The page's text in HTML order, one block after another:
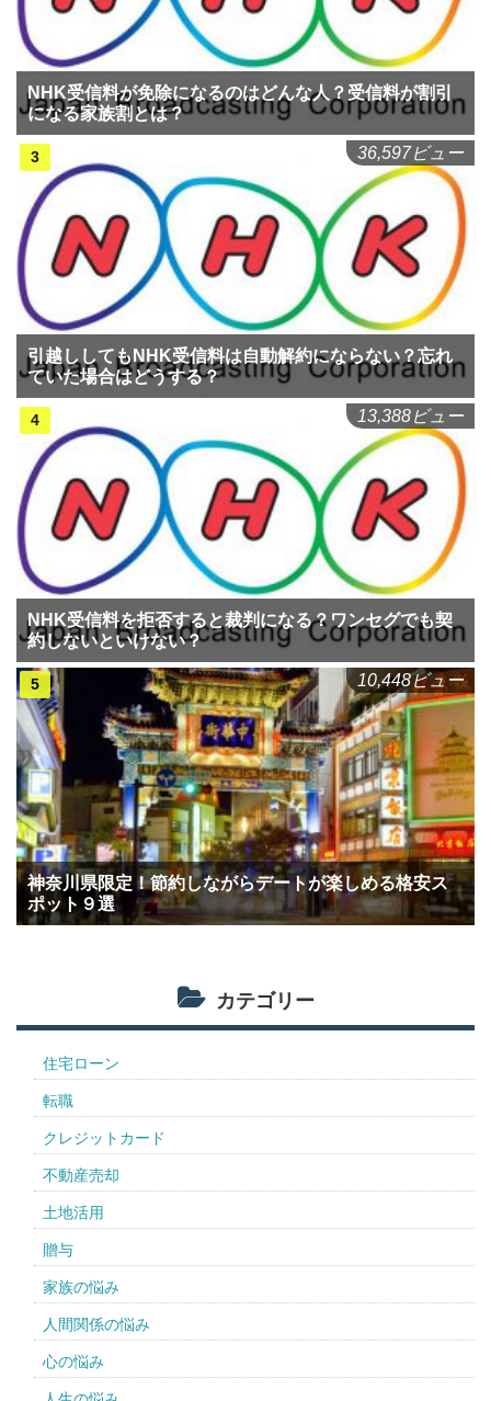
NHK受信料が免除になるのはどんな人？受信料が割引
になる家族割とは？
引越ししてもNHK受信料は自動解約にならない？忘れ
ていた場合はどうする？
36,597ビュー
NHK受信料を拒否すると裁判になる？ワンセグでも契
約しないといけない？
13,388ビュー
神奈川県限定！節約しながらデートが楽しめる格安ス
ポット９選
10,448ビュー
カテゴリー
住宅ローン
転職
クレジットカード
不動産売却
土地活用
贈与
家族の悩み
人間関係の悩み
心の悩み